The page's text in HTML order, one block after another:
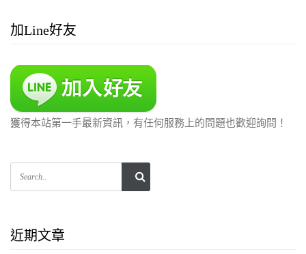
加Line好友
獲得本站第一手最新資訊，有任何服務上的問題也歡迎詢問！
近期文章